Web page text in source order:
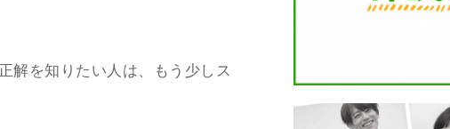
正解を知りたい人は、もう少しス